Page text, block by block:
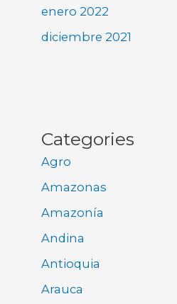
enero 2022
diciembre 2021
Categories
Agro
Amazonas
Amazonía
Andina
Antioquia
Arauca